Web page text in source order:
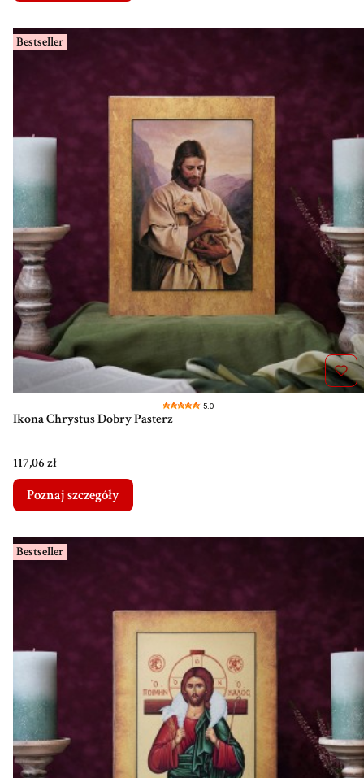
Bestseller
5.0
Ikona Chrystus Dobry Pasterz
Cena
117,06 zł
Poznaj szczegóły
Bestseller